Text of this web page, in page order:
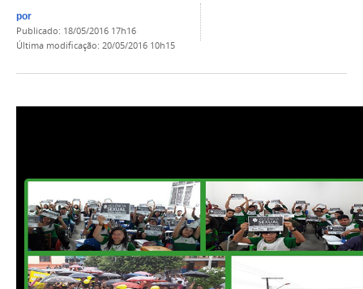
por
publicado: 18/05/2016 17h16
última modificação: 20/05/2016 10h15